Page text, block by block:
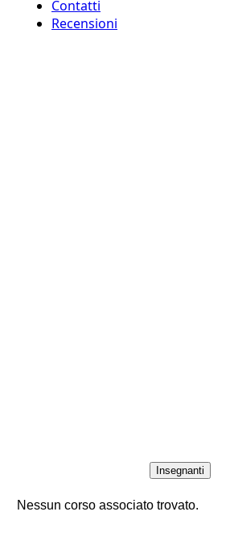
Contatti
Recensioni
Insegnanti
Nessun corso associato trovato.